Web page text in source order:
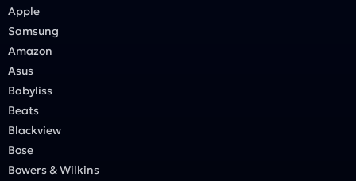
Apple
Samsung
Amazon
Asus
Babyliss
Beats
Blackview
Bose
Bowers & Wilkins